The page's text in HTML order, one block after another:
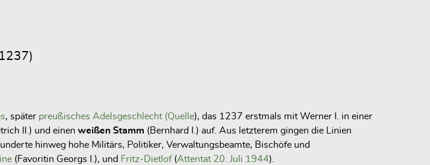
, später preußisches Adelsgeschlecht (Quelle), das 1237 erstmals mit Werner I. in einer
II.) und einen weißen Stamm (Bernhard I.) auf. Aus letzterem gingen die Linien
hinweg hohe Militärs, Politiker, Verwaltungsbeamte, Bischöfe und
(Favoritin Georgs I.), und Fritz-Dietlof (Attentat 20. Juli 1944).